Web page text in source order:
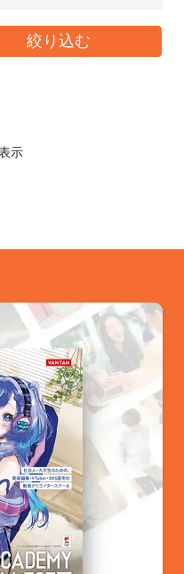
絞り込む
示